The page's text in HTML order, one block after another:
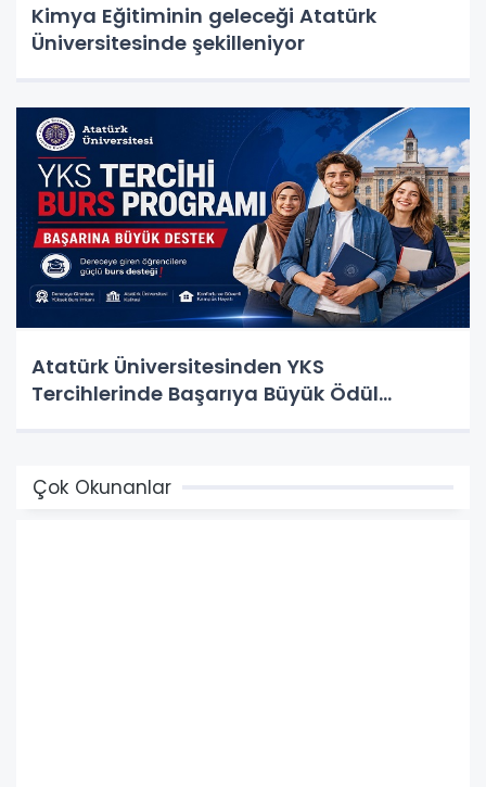
Kimya Eğitiminin geleceği Atatürk
Üniversitesinde şekilleniyor
Atatürk Üniversitesinden YKS
Tercihlerinde Başarıya Büyük Ödül…
Çok Okunanlar